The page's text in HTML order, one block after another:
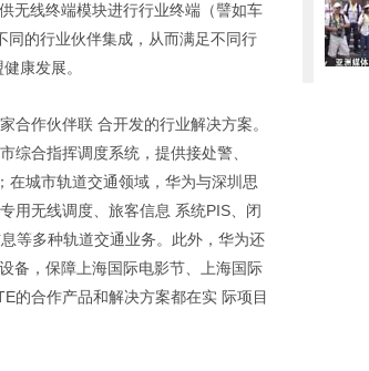
无线终端模块进行行业终端（譬如车
同的行业伙伴集成，从而满足不同行
康发展。
合作伙伴联 合开发的行业解决方案。
综合指挥调度系统，提供接处警、
在城市轨道交通领域，华为与深圳思
用无线调度、旅客信息 系统PIS、闭
等多种轨道交通业务。此外，华为还
备，保障上海国际电影节、上海国际
的合作产品和解决方案都在实 际项目